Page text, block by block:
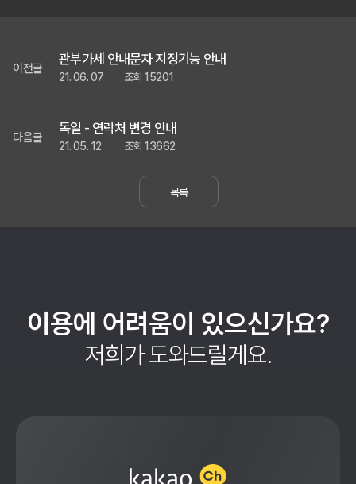
이전글
관부가세 안내문자 지정기능 안내
21. 06. 07 조회 15201
다음글
독일 - 연락처 변경 안내
21. 05. 12 조회 13662
목록
이용에 어려움이 있으신가요?
저희가 도와드릴게요.